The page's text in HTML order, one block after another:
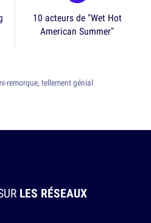
10 acteurs de "Wet Hot
American Summer"
remorque, tellement génial
LES RÉSEAUX